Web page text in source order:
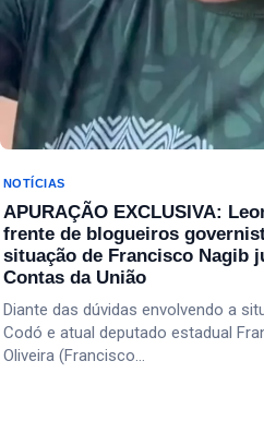
NOTÍCIAS
APURAÇÃO EXCLUSIVA:
frente de blogueiros
situação de Francisco Nagib
Contas da União
Diante das dúvidas envolvendo a
Codó e atual deputado estadual
Oliveira (Francisco…